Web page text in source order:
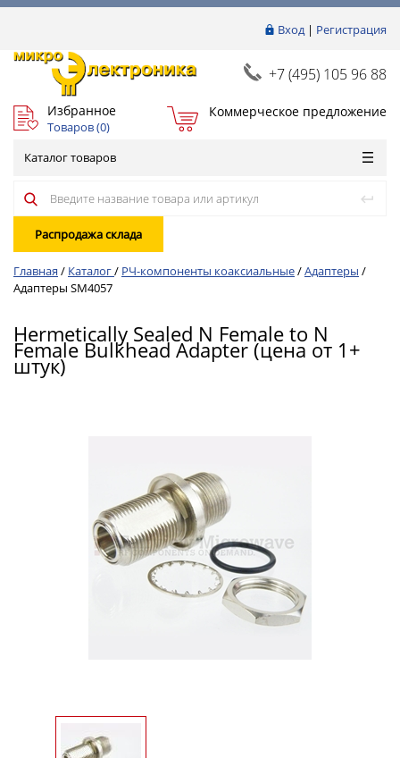
Вход| Регистрация
+7 (495) 105 96 88
Избранное
Товаров (0)
Коммерческое предложение
Каталог товаров
Распродажа склада
Главная / Каталог/ РЧ-компоненты коаксиальные/Адаптеры /
Адаптеры SM4057
Hermetically Sealed N Female to N
Female Bulkhead Adapter (цена от 1+
штук)